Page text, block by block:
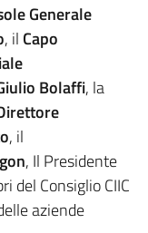
Generale
, il Capo
Bolaffi, la
, il
, Il Presidente
del Consiglio CIIC
aziende